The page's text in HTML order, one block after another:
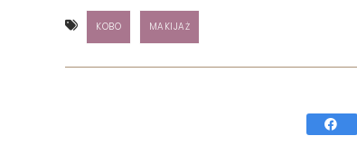
KOBO MAKIJAŻ